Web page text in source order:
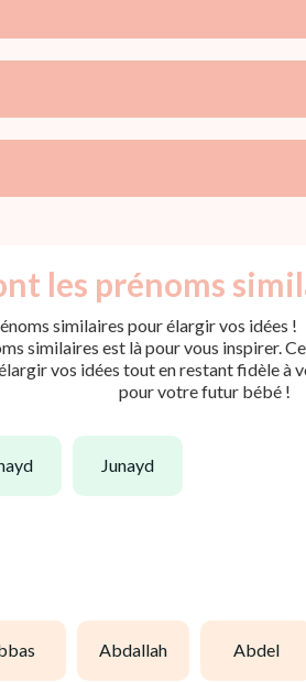
les prénoms
similaires pour élargir vos idées !
similaires est là pour vous inspirer.
vos idées tout en restant fidèle
pour votre futur bébé !
junayd
abdallah abdel